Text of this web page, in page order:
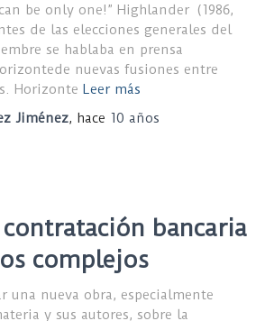
be only one!” Highlander (1986,
de las elecciones generales del
se hablaba en prensa
nuevas fusiones entre
Horizonte Leer más
Jiménez, hace 10 años
bancaria
complejos
una nueva obra, especialmente
y sus autores, sobre la